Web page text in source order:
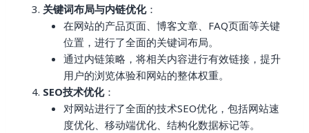
关键词布局与内链优化：
在网站的产品页面、博客文章、FAQ页面等关键
位置，进行了全面的关键词布局。
通过内链策略，将相关内容进行有效链接，提升
用户的浏览体验和网站的整体权重。
SEO技术优化：
对网站进行了全面的技术SEO优化，包括网站速
度优化、移动端优化、结构化数据标记等。